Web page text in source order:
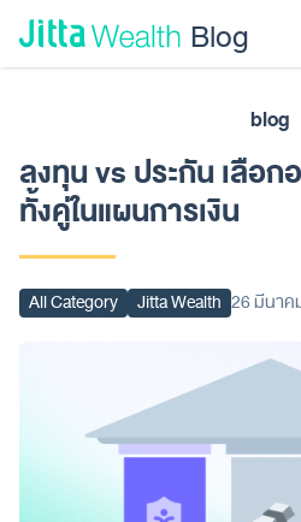
Skip to content - ข้ามไปที่เนื้อหา
Blog
ลงทุนอัตโนมัติ
blog
ลงทุน vs ประกัน เลือก
ทั้งคู่ในแผนการเงิน
All Category Jitta Wealth 26 มีนาค